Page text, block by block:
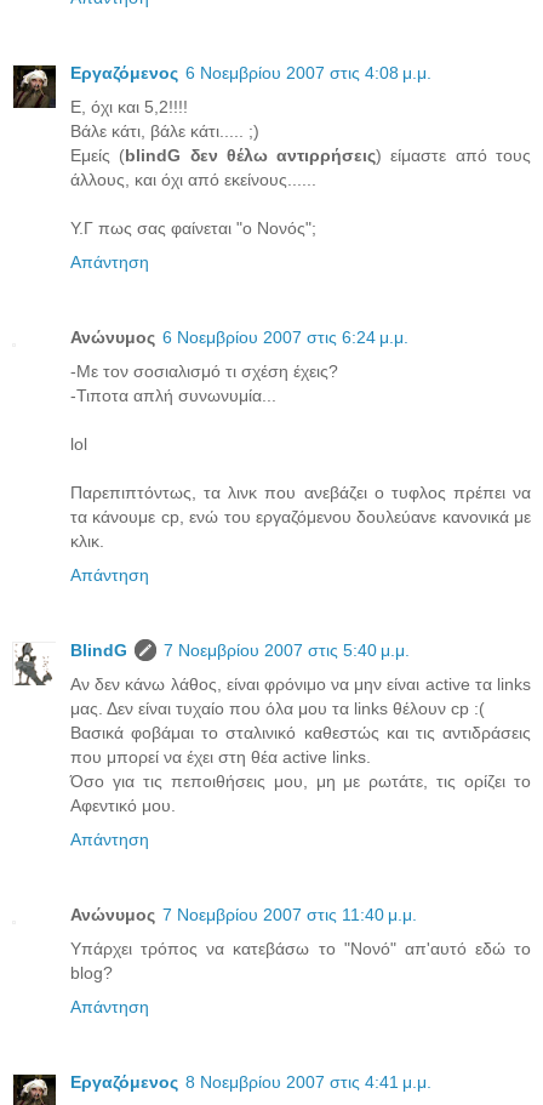
Εργαζόμενος 6 Νοεμβρίου 2007 στις 4:08 μ.μ.
Ε, όχι και 5,2!!!!
Βάλε κάτι, βάλε κάτι..... ;)
Εμείς (blindG δεν θέλω αντιρρήσεις) είμαστε από τους
άλλους, και όχι από εκείνους......
Υ.Γ πως σας φαίνεται "ο Νονός";
Απάντηση
Ανώνυμος 6 Νοεμβρίου 2007 στις 6:24 μ.μ.
-Mε τον σοσιαλισμό τι σχέση έχεις?
-Τιποτα απλή συνωνυμία...
lol
Παρεπιπτόντως, τα λινκ που ανεβάζει ο τυφλος πρέπει να
τα κάνουμε cp, ενώ του εργαζόμενου δουλεύανε κανονικά με
κλικ.
Απάντηση
BlindG
7 Νοεμβρίου 2007 στις 5:40 μ.μ.
Αν δεν κάνω λάθος, είναι φρόνιμο να μην είναι active τα links
μας. Δεν είναι τυχαίο που όλα μου τα links θέλουν cp :(
Βασικά φοβάμαι το σταλινικό καθεστώς και τις αντιδράσεις
που μπορεί να έχει στη θέα active links.
Όσο για τις πεποιθήσεις μου, μη με ρωτάτε, τις ορίζει το
Αφεντικό μου.
Απάντηση
Ανώνυμος 7 Νοεμβρίου 2007 στις 11:40 μ.μ.
Υπάρχει τρόπος να κατεβάσω το "Νονό" απ'αυτό εδώ το
blog?
Απάντηση
Εργαζόμενος 8 Νοεμβρίου 2007 στις 4:41 μ.μ.